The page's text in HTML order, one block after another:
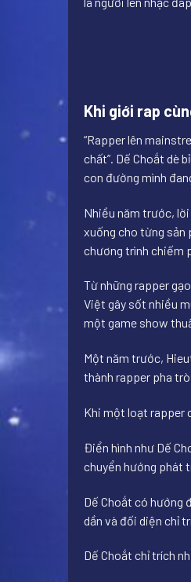
Khi giới rap
“Rapper lên
chất”. Dế Choắt dè
con đường mình
Nhiều năm trước,
xuống cho từng sản
chương trình chiếm
Từ những rapper
Việt gây sốt nhiều
một game show
Một năm trước,
thành rapper pha
Khi một loạt rapper
Điển hình như Dế
chuyển hướng phát
Dế Choắt có hướng
dần và đối diện chỉ
Dế Choắt chỉ trích